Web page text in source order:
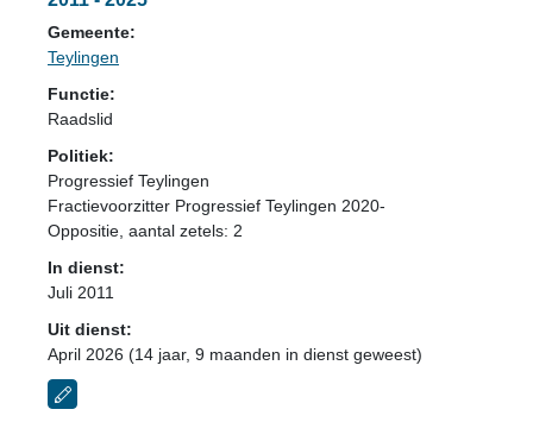
Gemeente:
Teylingen
Functie:
Raadslid
Politiek:
Progressief Teylingen
Fractievoorzitter Progressief Teylingen 2020-
Oppositie , aantal zetels: 2
In dienst:
Juli 2011
Uit dienst:
April 2026 (14 jaar, 9 maanden in dienst geweest)